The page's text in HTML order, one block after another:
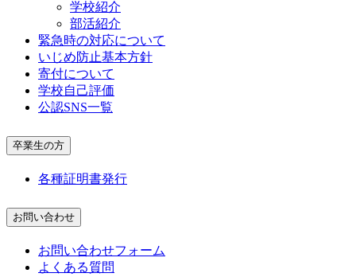
学校紹介
部活紹介
緊急時の対応について
いじめ防止基本方針
寄付について
学校自己評価
公認SNS一覧
卒業生の方
各種証明書発行
お問い合わせ
お問い合わせフォーム
よくある質問